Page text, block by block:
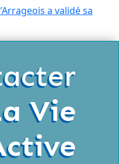
a validé sa
Vie